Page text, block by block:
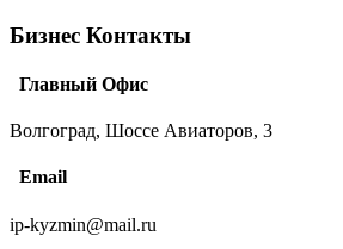
Бизнес Контакты
Главный Офис
Волгоград, Шоссе Авиаторов, 3
Email
ip-kyzmin@mail.ru